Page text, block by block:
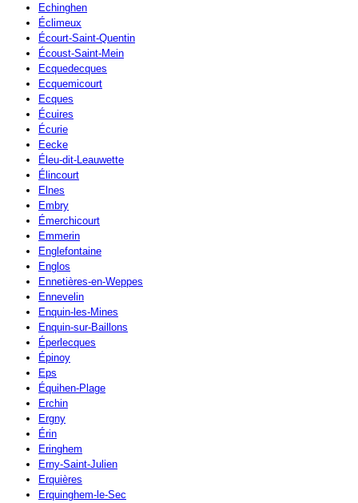
Echinghen
Éclimeux
Écourt-Saint-Quentin
Écoust-Saint-Mein
Ecquedecques
Ecquemicourt
Ecques
Écuires
Écurie
Eecke
Éleu-dit-Leauwette
Élincourt
Elnes
Embry
Émerchicourt
Emmerin
Englefontaine
Englos
Ennetières-en-Weppes
Ennevelin
Enquin-les-Mines
Enquin-sur-Baillons
Éperlecques
Épinoy
Eps
Équihen-Plage
Erchin
Ergny
Érin
Eringhem
Erny-Saint-Julien
Erquières
Erquinghem-le-Sec